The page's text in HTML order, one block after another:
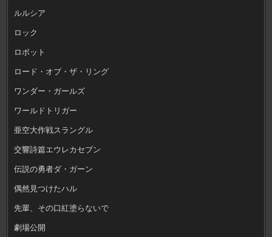
ルルシア
ロック
ロボット
ロード・オブ・ザ・リング
ワンダー・ガールズ
ワールドトリガー
亜空大作戦スラングル
交響詩篇エウレカセブン
伝説の勇者ダ・ガーン
偶然見つけたハル
先輩、その口紅塗らないで
劇場公開